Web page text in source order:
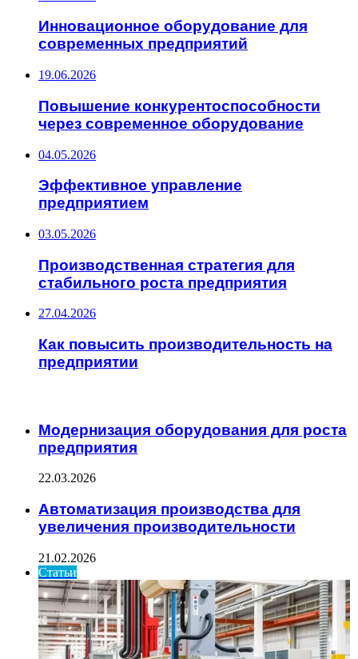
Инновационное оборудование для
современных предприятий
19.06.2026
Повышение конкурентоспособности
через современное оборудование
04.05.2026
Эффективное управление
предприятием
03.05.2026
Производственная стратегия для
стабильного роста предприятия
27.04.2026
Как повысить производительность на
предприятии
Модернизация оборудования для роста
предприятия
22.03.2026
Автоматизация производства для
увеличения производительности
21.02.2026
Статьи